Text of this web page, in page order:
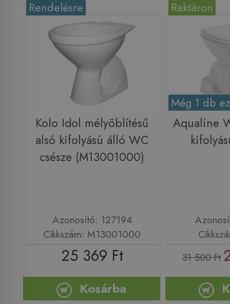
Rendelésre
Kolo Idol mélyöblítésű
alsó kifolyású álló WC
csésze (M13001000)
Azonosító: 127194
Cikkszám: M13001000
25 369 Ft
Kosárba
Raktáron
Még 1 db
Aqualine
31 500 Ft